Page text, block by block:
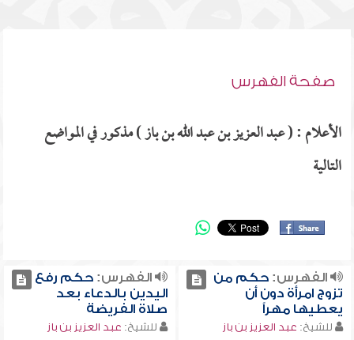
صفحة الفهرس
الأعلام : ( عبد العزيز بن عبد الله بن باز ) مذكور في المواضع
التالية
الفهرس:حكم من
تزوج امرأة دون أن
يعطيها مهراً
للشيخ: عبد العزيز بن باز
الفهرس:حكم رفع
اليدين بالدعاء بعد
صلاة الفريضة
للشيخ: عبد العزيز بن باز